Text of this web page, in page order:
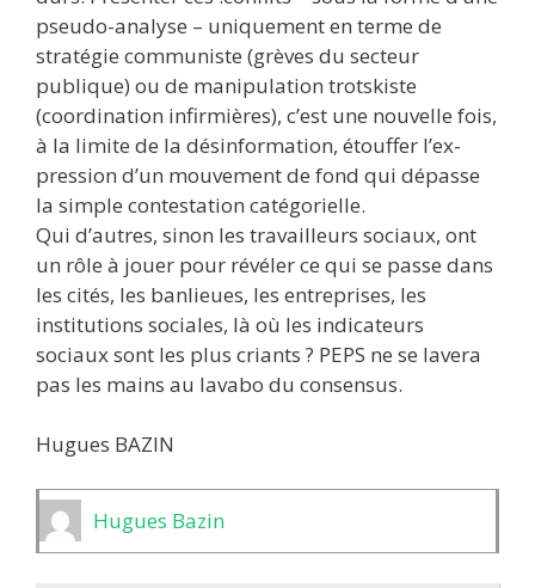
pseudo-analyse – uniquement en terme de
stratégie communiste (grèves du secteur
publique) ou de manipulation trotskiste
(coordination infirmières), c’est une nouvelle fois,
à la limite de la désinformation, étouffer l’ex-
pression d’un mouvement de fond qui dépasse
la simple contestation catégorielle.
Qui d’autres, sinon les travailleurs sociaux, ont
un rôle à jouer pour révéler ce qui se passe dans
les cités, les banlieues, les entreprises, les
institutions sociales, là où les indicateurs
sociaux sont les plus criants ? PEPS ne se lavera
pas les mains au lavabo du consensus.
Hugues BAZIN
Hugues Bazin